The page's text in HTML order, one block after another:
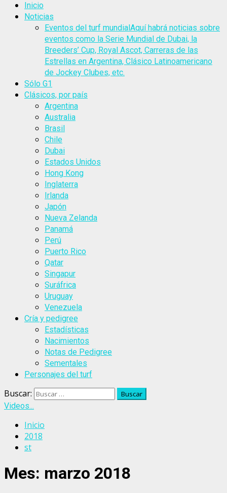
Inicio
Noticias
Eventos del turf mundialAquí habrá noticias sobre
eventos como la Serie Mundial de Dubai, la
Breeders’ Cup, Royal Ascot, Carreras de las
Estrellas en Argentina, Clásico Latinoamericano
de Jockey Clubes, etc.
Sólo G1
Clásicos, por país
Argentina
Australia
Brasil
Chile
Dubai
Estados Unidos
Hong Kong
Inglaterra
Irlanda
Japón
Nueva Zelanda
Panamá
Perú
Puerto Rico
Qatar
Singapur
Suráfrica
Uruguay
Venezuela
Cría y pedigree
Estadísticas
Nacimientos
Notas de Pedigree
Sementales
Personajes del turf
Buscar:
Videos...
Inicio
2018
st
Mes: marzo 2018